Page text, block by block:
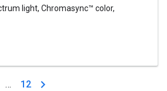
light, Chromasync™ color,
… 12